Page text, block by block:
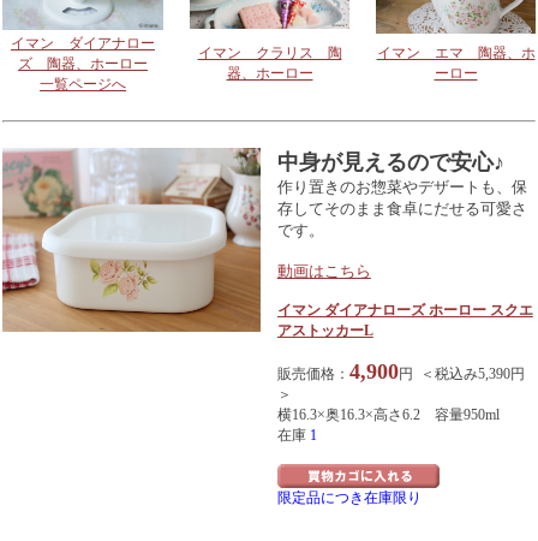
イマン ダイアナロー
ズ 陶器、ホーロー
一覧ページへ
イマン クラリス 陶
器、ホーロー
イマン エマ 陶器、ホ
ーロー
中身が見えるので安心♪
作り置きのお惣菜やデザートも、保
存してそのまま食卓にだせる可愛さ
です。
動画はこちら
イマン ダイアナローズ ホーロー スクエ
アストッカーL
販売価格： 4,900円 ＜税込み5,390円
＞
横16.3×奥16.3×高さ6.2 容量950ml
在庫 1
限定品につき在庫限り